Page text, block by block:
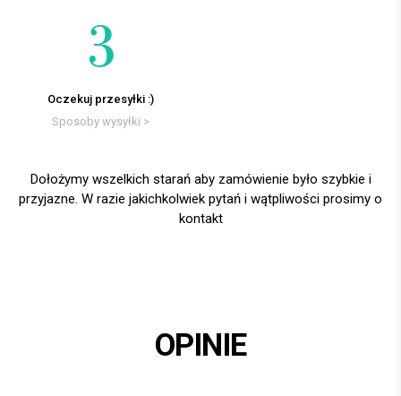
Oczekuj przesyłki :)
Sposoby wysyłki >
Dołożymy wszelkich starań aby zamówienie było szybkie i
przyjazne. W razie jakichkolwiek pytań i wątpliwości prosimy o
kontakt
OPINIE